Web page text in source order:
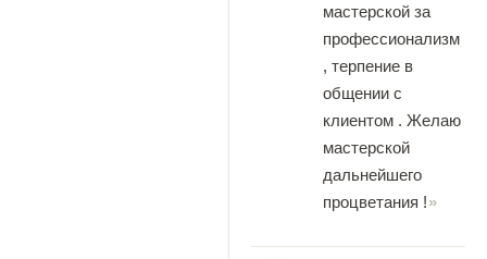
мастерской за
профессионализм
, терпение в
общении с
клиентом . Желаю
мастерской
дальнейшего
процветания !